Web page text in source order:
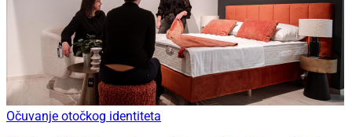
Očuvanje otočkog identiteta